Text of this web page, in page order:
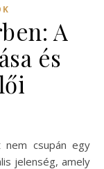
A
és
jelenség, amely